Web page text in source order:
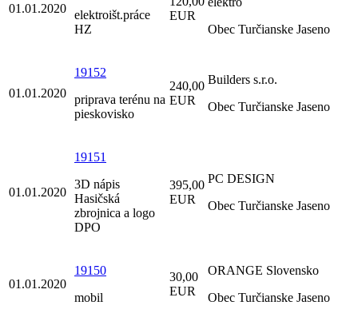
01.01.2020 elektroišt.práce
HZ
EUR
Obec Turčianske Jaseno
01.01.2020
19152
priprava terénu na
pieskovisko
240,00
EUR
Builders s.r.o.
Obec Turčianske Jaseno
01.01.2020
19151
3D nápis
Hasičská
zbrojnica a logo
DPO
395,00
EUR
PC DESIGN
Obec Turčianske Jaseno
01.01.2020
19150
mobil
30,00
EUR
ORANGE Slovensko
Obec Turčianske Jaseno